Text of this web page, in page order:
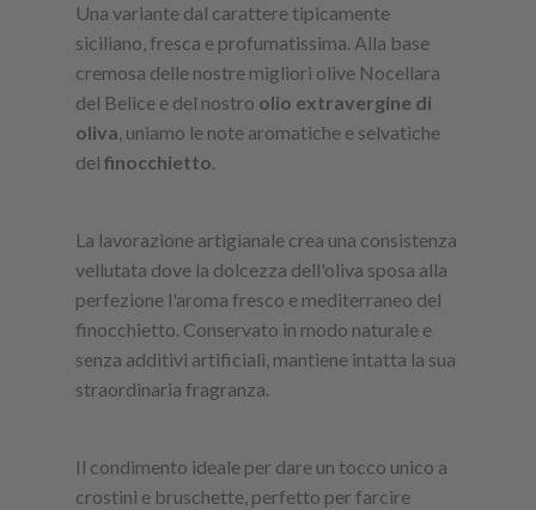
Una variante dal carattere tipicamente
siciliano, fresca e profumatissima. Alla base
cremosa delle nostre migliori olive Nocellara
del Belìce e del nostro olio extravergine di
oliva, uniamo le note aromatiche e selvatiche
del finocchietto.
La lavorazione artigianale crea una consistenza
vellutata dove la dolcezza dell'oliva sposa alla
perfezione l'aroma fresco e mediterraneo del
finocchietto. Conservato in modo naturale e
senza additivi artificiali, mantiene intatta la sua
straordinaria fragranza.
Il condimento ideale per dare un tocco unico a
crostini e bruschette, perfetto per farcire